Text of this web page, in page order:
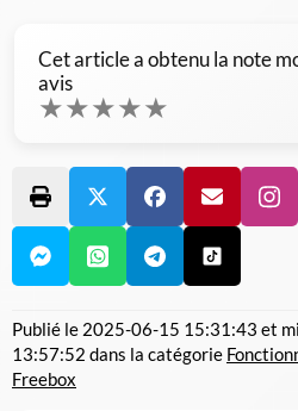
Cet article a obtenu la note
avis
★★★★★
Publié le 2025-06-15 15:31:43 et
13:57:52 dans la catégorie
Freebox